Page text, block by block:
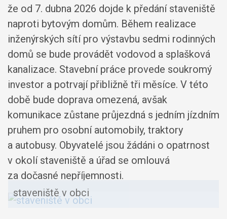
že od 7. dubna 2026 dojde k předání staveniště
naproti bytovým domům. Během realizace
inženýrských sítí pro výstavbu sedmi rodinných
domů se bude provádět vodovod a splašková
kanalizace. Stavební práce provede soukromý
investor a potrvají přibližně tři měsíce. V této
době bude doprava omezená, avšak
komunikace zůstane průjezdná s jedním jízdním
pruhem pro osobní automobily, traktory
a autobusy. Obyvatelé jsou žádáni o opatrnost
v okolí staveniště a úřad se omlouvá
za dočasné nepříjemnosti.
staveniště v obci